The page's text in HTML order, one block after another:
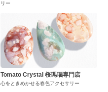
リー
Tomato Crystal 桜瑪瑙専門店
心をときめかせる春色アクセサリー